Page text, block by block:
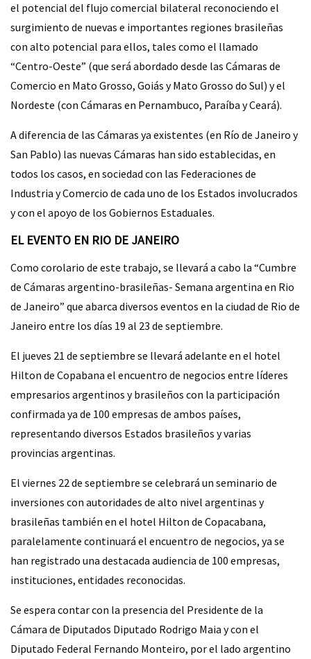
el potencial del flujo comercial bilateral reconociendo el
surgimiento de nuevas e importantes regiones brasileñas
con alto potencial para ellos, tales como el llamado
“Centro-Oeste” (que será abordado desde las Cámaras de
Comercio en Mato Grosso, Goiás y Mato Grosso do Sul) y el
Nordeste (con Cámaras en Pernambuco, Paraíba y Ceará).
A diferencia de las Cámaras ya existentes (en Río de Janeiro y
San Pablo) las nuevas Cámaras han sido establecidas, en
todos los casos, en sociedad con las Federaciones de
Industria y Comercio de cada uno de los Estados involucrados
y con el apoyo de los Gobiernos Estaduales.
EL EVENTO EN RIO DE JANEIRO
Como corolario de este trabajo, se llevará a cabo la “Cumbre
de Cámaras argentino-brasileñas- Semana argentina en Rio
de Janeiro” que abarca diversos eventos en la ciudad de Rio de
Janeiro entre los días 19 al 23 de septiembre.
El jueves 21 de septiembre se llevará adelante en el hotel
Hilton de Copabana el encuentro de negocios entre líderes
empresarios argentinos y brasileños con la participación
confirmada ya de 100 empresas de ambos países,
representando diversos Estados brasileños y varias
provincias argentinas.
El viernes 22 de septiembre se celebrará un seminario de
inversiones con autoridades de alto nivel argentinas y
brasileñas también en el hotel Hilton de Copacabana,
paralelamente continuará el encuentro de negocios, ya se
han registrado una destacada audiencia de 100 empresas,
instituciones, entidades reconocidas.
Se espera contar con la presencia del Presidente de la
Cámara de Diputados Diputado Rodrigo Maia y con el
Diputado Federal Fernando Monteiro, por el lado argentino